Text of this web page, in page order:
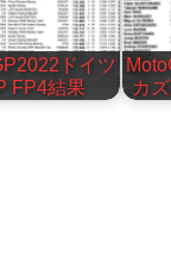
ドイツ
FP4結果
カ